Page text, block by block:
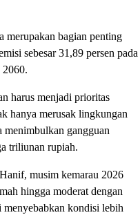
merupakan bagian penting
sebesar 31,89 persen pada
2060.
harus menjadi prioritas
hanya merusak lingkungan
menimbulkan gangguan
triliunan rupiah.
musim kemarau 2026
hingga moderat dengan
menyebabkan kondisi lebih